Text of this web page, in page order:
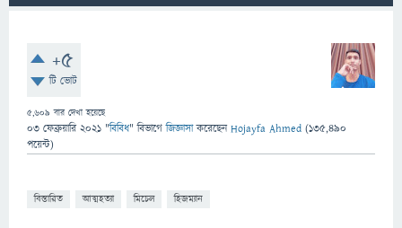
+5
টি ভোট
5,609 বার দেখা হয়েছে
03 ফেব্রুয়ারি 2021 "বিবিধ" বিভাগে জিজ্ঞাসাকরেছেনHojayfa Ahmed (135,490
পয়েন্ট)
বিস্তারিত আত্মহত্যা মিচেল হিজম্যান